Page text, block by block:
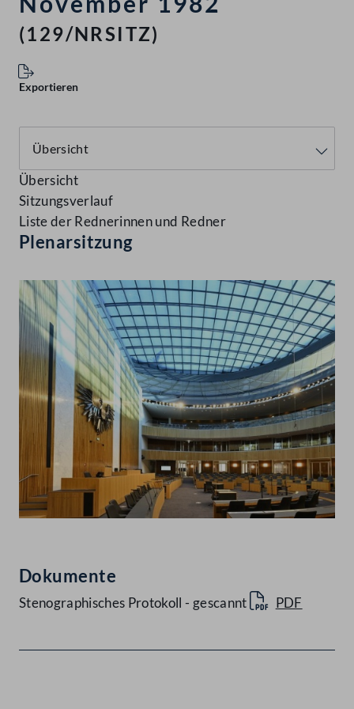
(129/NRSITZ)
Exportieren
Übersicht
Sitzungsverlauf
Liste der Rednerinnen und Redner
Plenarsitzung
Dokumente
Stenographisches Protokoll - gescannt PDF